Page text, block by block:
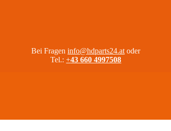
Bei Frageninfo@hdparts24.at oder
Tel.:+43 660 4997508